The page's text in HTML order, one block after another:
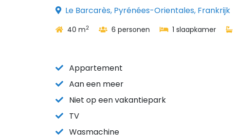
Le Barcarès, Pyrénées-Orientales, Frankrijk
40 m2 6 personen 1 slaapkamer
Appartement
Aan een meer
Niet op een vakantiepark
TV
Wasmachine